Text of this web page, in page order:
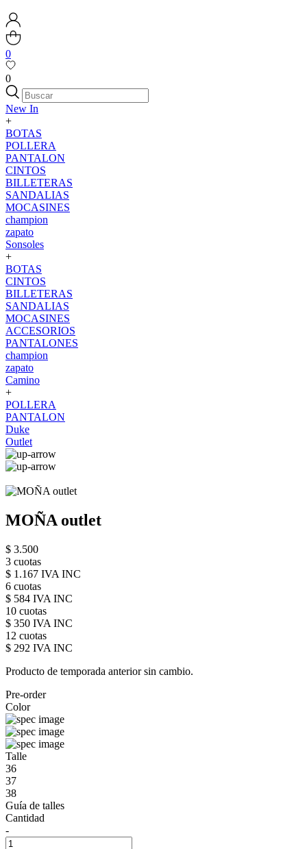
0
0
New In
+
BOTAS
POLLERA
PANTALON
CINTOS
BILLETERAS
SANDALIAS
MOCASINES
champion
zapato
Sonsoles
+
BOTAS
CINTOS
BILLETERAS
SANDALIAS
MOCASINES
ACCESORIOS
PANTALONES
champion
zapato
Camino
+
POLLERA
PANTALON
Duke
Outlet
MOÑA outlet
$ 3.500
3 cuotas
$ 1.167 IVA INC
6 cuotas
$ 584 IVA INC
10 cuotas
$ 350 IVA INC
12 cuotas
$ 292 IVA INC
Producto de temporada anterior sin cambio.
Pre-order
Color
Talle
36
37
38
Guía de talles
Cantidad
-